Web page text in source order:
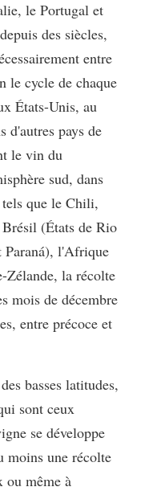
le Portugal et
des siècles,
entre
le cycle de chaque
États-Unis, au
d'autres pays de
le vin du
sud, dans
que le Chili,
(États de Rio
Paraná), l'Afrique
Zélande, la récolte
mois de décembre
entre précoce et
basses latitudes,
sont ceux
se développe
moins une récolte
ou même à